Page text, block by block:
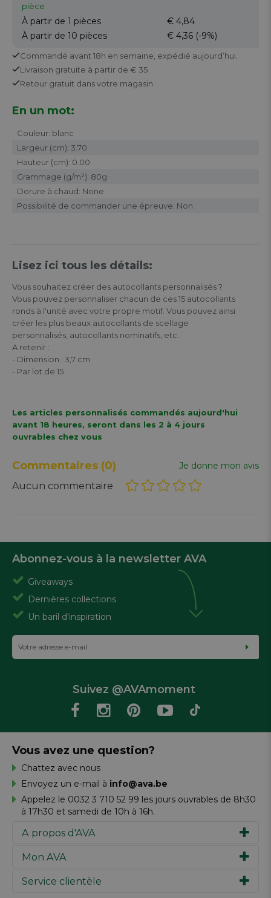
pièce
À partir de 1 pièces
€ 4,84
À partir de 10 pièces € 4,36 (-9%)
Commandé avant 18h en semaine, expédié aujourd’hui.
Livraison gratuite à partir de € 35
Retour gratuit dans votre magasin
En un mot:
Couleur: blanc
Largeur (cm): 3.70
Hauteur (cm): 0.00
Grammage (g/m²): 80g
Dorure à chaud: None
Possibilité de commander une épreuve: Non
Lisez ici tous les détails:
Vous souhaitez créer des autocollants personnalisés ?
Vous pouvez personnaliser chacun de ces 15 autocollants
ronds à l'unité avec votre propre motif. Vous pouvez ainsi
créer les plus beaux autocollants de scellage
personnalisés, autocollants nominatifs, etc..
A retenir :
- Dimension : 3,7 cm
- Par lot de 15
Les articles personnalisés commandés aujourd'hui
avant 18 heures, seront dans les 2 à 4 jours
ouvrables chez vous
Commentaires (0) Je donne mon avis
Aucun commentaire
Abonnez-vous à la newsletter AVA
Giveaways
Dernières collections
Un baril d'inspiration
Suivez @AVAmoment
A propos d'AVA
Notre histoire
Travailler chez AVA
Mon AVA
Inspiration
Service clientèle
Vous avez une question?
Chattez avec nous
Envoyez un e-mail à info@ava.be
Appelez le 0032 3 710 52 99 les jours ouvrables de 8h30
à 17h30 et samedi de 10h à 16h.